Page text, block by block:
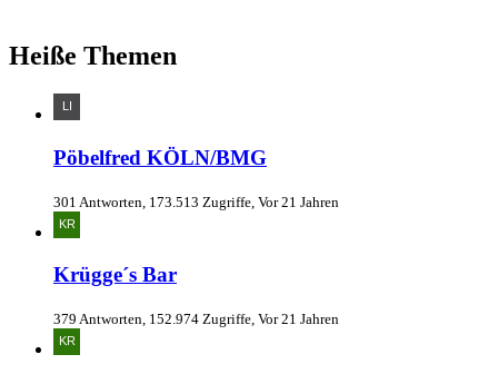
Heiße Themen
Pöbelfred KÖLN/BMG
301 Antworten, 173.513 Zugriffe, Vor 21 Jahren
Krügge´s Bar
379 Antworten, 152.974 Zugriffe, Vor 21 Jahren